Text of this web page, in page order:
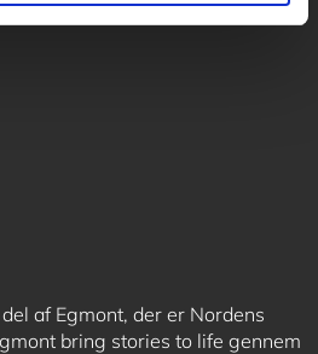
af Egmont, der er Nordens
bring stories to life gennem